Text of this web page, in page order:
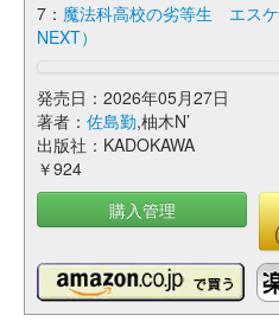
7： 魔法科高校の劣等生 エス
NEXT）
発売日：2026年05月27日
著者： 佐島勤,柚木N’
出版社：KADOKAWA
￥924
購入管理